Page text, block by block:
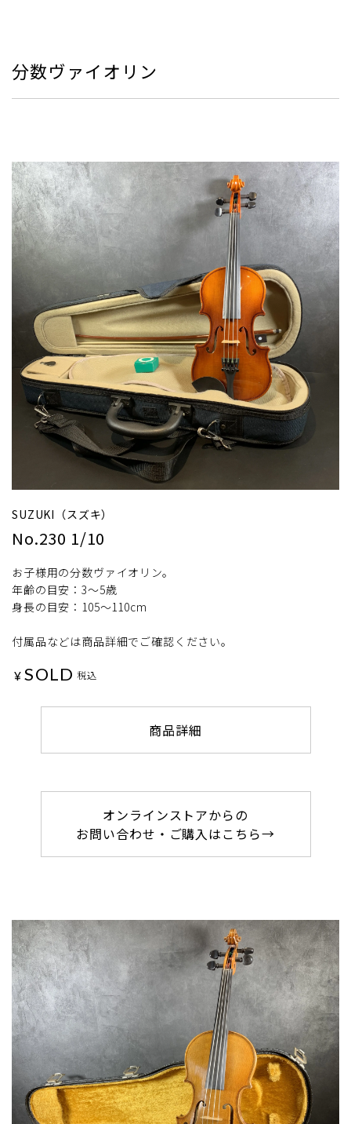
分数ヴァイオリン
SUZUKI（スズキ）
No.230 1/10
お子様用の分数ヴァイオリン。
年齢の目安：3～5歳
身長の目安：105～110cm
付属品などは商品詳細でご確認ください。
¥ SOLD 税込
商品詳細
オンラインストアからの
お問い合わせ・ご購入はこちら→